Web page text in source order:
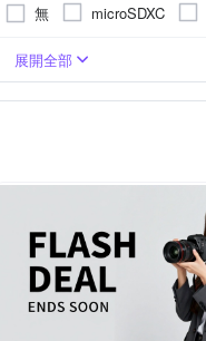
無 microSDXC
固定式螢幕
一般型相機1/2.3吋 CMOS
1200萬~1600萬像素
展開全部